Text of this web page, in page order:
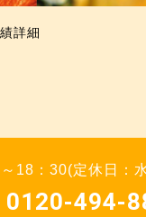
詳細
18：30(定休日：
0120-494-